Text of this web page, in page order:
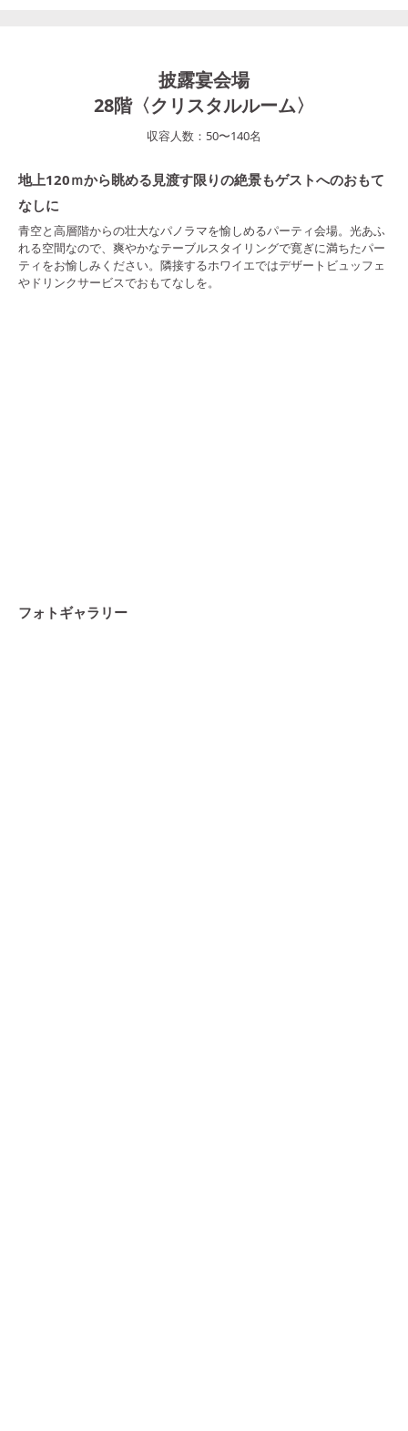
披露宴会場
28階〈クリスタルルーム〉
収容人数： 50〜140名
地上120ｍから眺める見渡す限りの絶景もゲストへのおもて
なしに
青空と高層階からの壮大なパノラマを愉しめるパーティ会場。光あふ
れる空間なので、爽やかなテーブルスタイリングで寛ぎに満ちたパー
ティをお愉しみください。隣接するホワイエではデザートビュッフェ
やドリンクサービスでおもてなしを。
フォトギャラリー